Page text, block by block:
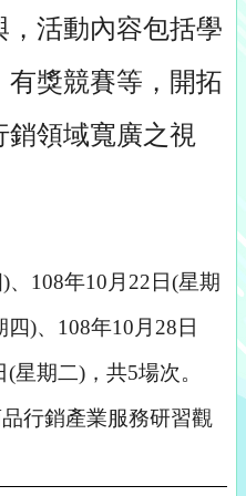
，活動內容包括學
獎競賽等，開拓
銷領域寬廣之視
)、 108年10 月 22 日(星期
四)、 108年10 月 28 日
(星期二) ，共5場次。
品行銷產業服務研習觀